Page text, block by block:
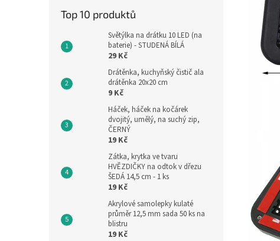
Top 10 produktů
Světýlka na drátku 10 LED (na
baterie) - STUDENÁ BÍLÁ
29 Kč
Drátěnka, kuchyňský čistič ala
drátěnka 20x20 cm
9 Kč
Háček, háček na kočárek
dvojitý, umělý, na suchý zip,
ČERNÝ
19 Kč
Zátka, krytka ve tvaru
HVĚZDIČKY na odtok v dřezu
ŠEDÁ 14,5 cm - 1 ks
19 Kč
Akrylové samolepky kulaté
průměr 12,5 mm sada 50 ks na
blistru
19 Kč